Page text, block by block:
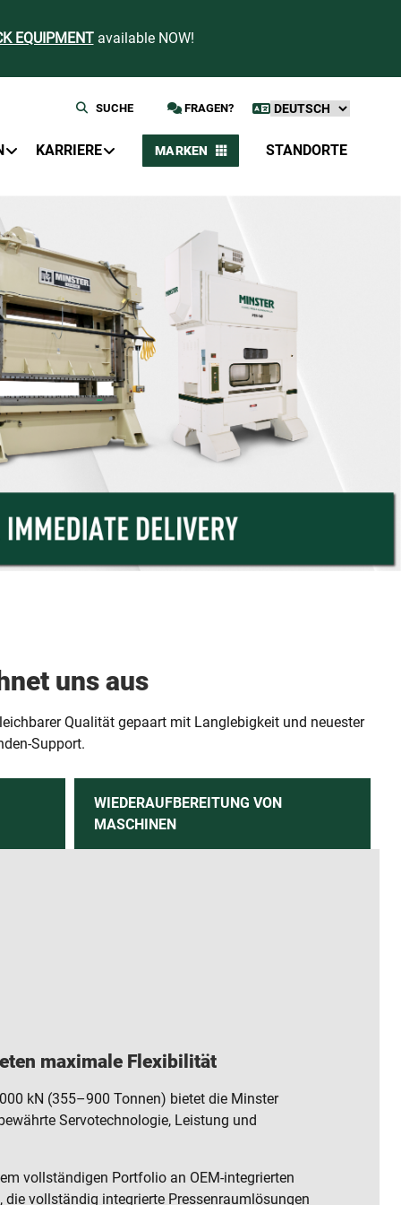
EQUIPMENTavailable NOW!
FRAGEN?
SUCHE
KARRIERE MARKEN STANDORTE
uns aus
Qualität gepaart mit Langlebigkeit und neuester
Support.
WIEDERAUFBEREITUNG VON
MASCHINEN
maximale Flexibilität
kN (355–900 Tonnen) bietet die Minster
Servotechnologie, Leistung und
vollständigen Portfolio an OEM-integrierten
die vollständig integrierte Pressenraumlösungen